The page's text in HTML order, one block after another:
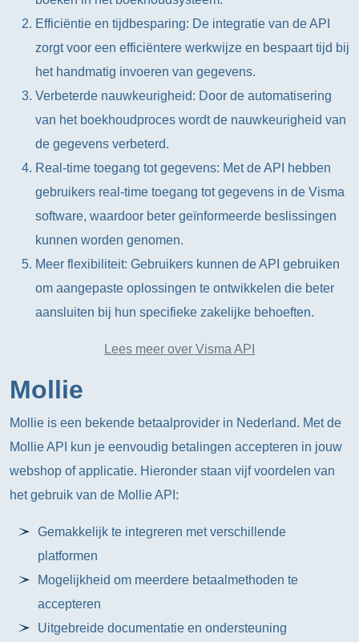
Efficiëntie en tijdbesparing: De integratie van de API
zorgt voor een efficiëntere werkwijze en bespaart tijd bij
het handmatig invoeren van gegevens.
Verbeterde nauwkeurigheid: Door de automatisering
van het boekhoudproces wordt de nauwkeurigheid van
de gegevens verbeterd.
Real-time toegang tot gegevens: Met de API hebben
gebruikers real-time toegang tot gegevens in de Visma
software, waardoor beter geïnformeerde beslissingen
kunnen worden genomen.
Meer flexibiliteit: Gebruikers kunnen de API gebruiken
om aangepaste oplossingen te ontwikkelen die beter
aansluiten bij hun specifieke zakelijke behoeften.
Lees meer over Visma API
Mollie
Mollie is een bekende betaalprovider in Nederland. Met de
Mollie API kun je eenvoudig betalingen accepteren in jouw
webshop of applicatie. Hieronder staan vijf voordelen van
het gebruik van de Mollie API:
Gemakkelijk te integreren met verschillende
platformen
Mogelijkheid om meerdere betaalmethoden te
accepteren
Uitgebreide documentatie en ondersteuning